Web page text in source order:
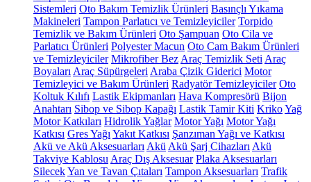
Sistemleri Oto Bakım Temizlik Ürünleri Basınçlı Yıkama
Makineleri Tampon Parlatıcı ve Temizleyiciler Torpido
Temizlik ve Bakım Ürünleri Oto Şampuan Oto Cila ve
Parlatıcı Ürünleri Polyester Macun Oto Cam Bakım Ürünleri
ve Temizleyiciler Mikrofiber Bez Araç Temizlik Seti Araç
Boyaları Araç Süpürgeleri Araba Çizik Giderici Motor
Temizleyici ve Bakım Ürünleri Radyatör Temizleyiciler Oto
Koltuk Kılıfı Lastik Ekipmanları Hava Kompresörü Bijon
Anahtarı Sibop ve Sibop Kapağı Lastik Tamir Kiti KrikoYağ
Motor Katkıları Hidrolik Yağlar Motor Yağı Motor Yağı
Katkısı Gres Yağı Yakıt Katkısı Şanzıman Yağı ve Katkısı
Akü ve Akü Aksesuarları Akü Akü Şarj Cihazları Akü
Takviye Kablosu Araç Dış Aksesuar Plaka Aksesuarları
SilecekYan ve Tavan Çıtaları Tampon Aksesuarları Trafik